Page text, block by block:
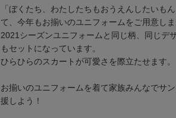
「ぼくたち、わたしたちもおうえんしたいも
て、今年もお揃いのユニフォームをご用意しま
2021シーズンユニフォームと同じ柄、同じデ
もセットになっています。
ひらひらのスカートが可愛さを際立たせます。
お揃いのユニフォームを着て家族みんなでサ
援しよう！